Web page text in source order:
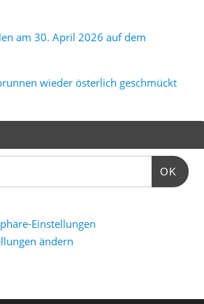
am 30. April 2026 auf dem
wieder österlich geschmückt
OK
Einstellungen
ändern